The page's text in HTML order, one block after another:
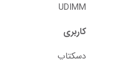
UDIMM
کاربری
دسکتاپ